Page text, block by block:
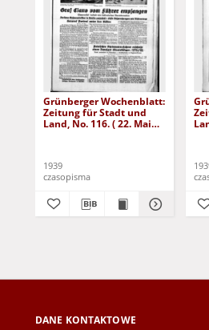
Grünberger Wochenblatt:
Zeitung für Stadt und
Land, No. 116. ( 22. Mai
1939
czasopisma
DANE KONTAKTOWE